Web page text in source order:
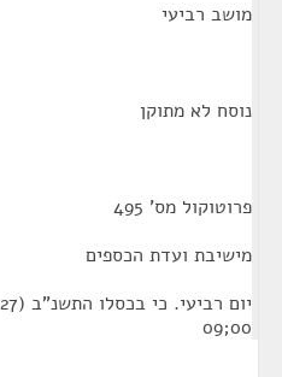
מושב רביעי
נוסח לא מתוקן
פרוטוקול מס' 495
מישיבת ועדת הכספים
00;09